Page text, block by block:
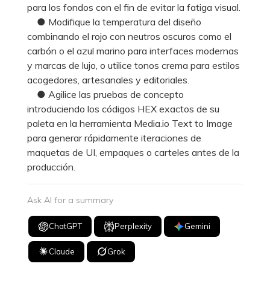
para los fondos con el fin de evitar la fatiga visual.
● Modifique la temperatura del diseño
combinando el rojo con neutros oscuros como el
carbón o el azul marino para interfaces modernas
y marcas de lujo, o utilice tonos crema para estilos
acogedores, artesanales y editoriales.
● Agilice las pruebas de concepto
introduciendo los códigos HEX exactos de su
paleta en la herramienta Media.io Text to Image
para generar rápidamente iteraciones de
maquetas de UI, empaques o carteles antes de la
producción.
Ask AI for a summary
ChatGPT Perplexity Gemini
Claude Grok